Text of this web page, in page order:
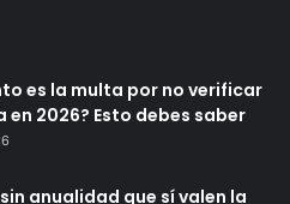
es la multa por no verificar
en 2026? Esto debes saber
anualidad que sí valen la